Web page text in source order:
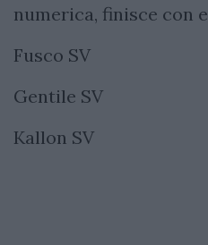
numerica, finisce con
Fusco SV
Gentile SV
Kallon SV